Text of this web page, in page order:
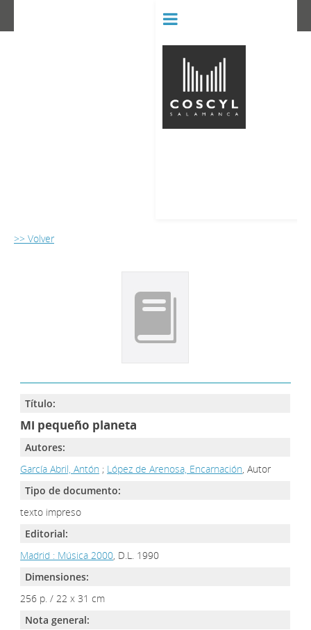
>> Volver
Título:
Mi pequeño planeta
Autores:
García Abril, Antón ; López de Arenosa, Encarnación, Autor
Tipo de documento:
texto impreso
Editorial:
Madrid : Música 2000, D.L. 1990
Dimensiones:
256 p. / 22 x 31 cm
Nota general: